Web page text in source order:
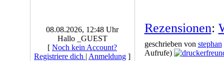
08.08.2026, 12:48 Uhr
Hallo _GUEST
[ Noch kein Account?
Registriere dich | Anmeldung ]
Rezensionen:
geschrieben von stephan
Aufrufe)